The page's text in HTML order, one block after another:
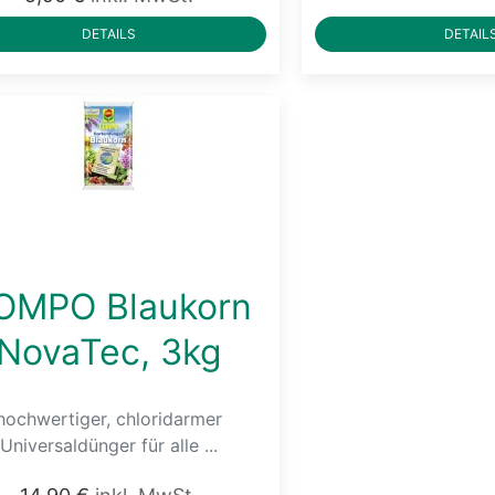
DETAILS
Blaukorn
3kg
chloridarmer
Universaldünger für alle ...